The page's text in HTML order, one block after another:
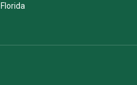
Florida